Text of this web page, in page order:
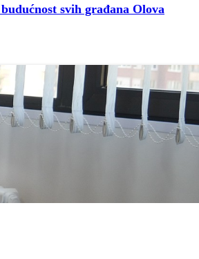
svih građana Olova